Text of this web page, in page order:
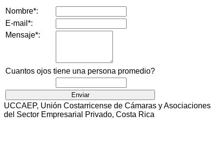
Nombre*:
E-mail*:
Mensaje*:
Cuantos ojos tiene una persona promedio?
UCCAEP, Unión Costarricense de Cámaras y Asociaciones
del Sector Empresarial Privado, Costa Rica